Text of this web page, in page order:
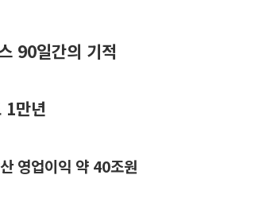
90일간의 기적
1만년
영업이익 약 40조원